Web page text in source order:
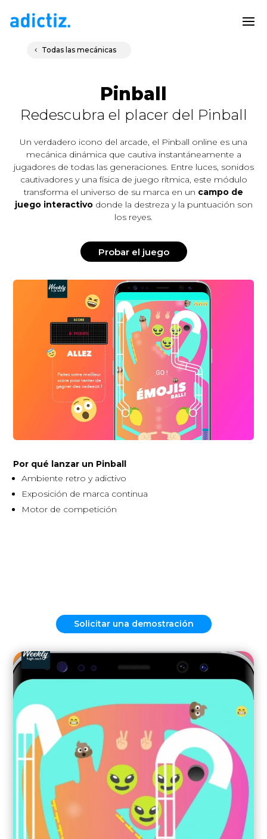
Todas las mecánicas
Pinball
Redescubra el placer del Pinball
Un verdadero icono del arcade, el Pinball online es una
mecánica dinámica que cautiva instantáneamente a
jugadores de todas las generaciones. Entre luces, sonidos
cautivadores y una física de juego rítmica, este módulo
transforma el universo de su marca en un campo de
juego interactivodonde la destreza y la puntuación son
los reyes.
Probar el juego
Por qué lanzar un Pinball
Ambiente retro y adictivo
Exposición de marca continua
Motor de competición
Solicitar una demostración